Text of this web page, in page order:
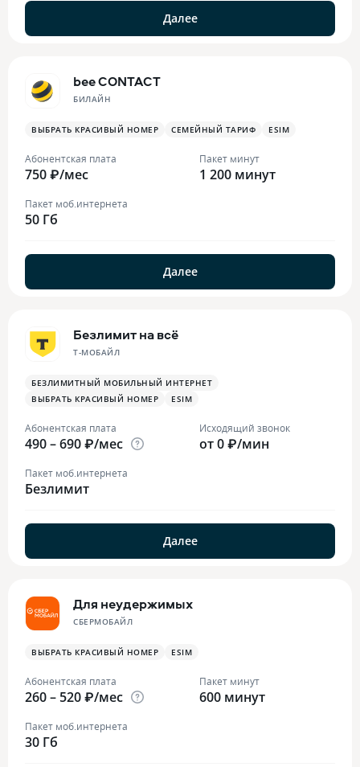
Далее
bee CONTACT
БИЛАЙН
ВЫБРАТЬ КРАСИВЫЙ НОМЕР СЕМЕЙНЫЙ ТАРИФ ESIM
Абонентская плата
750 ₽/мес
Пакет минут
1 200 минут
Пакет моб.интернета
50 Гб
Далее
Безлимит на всё
Т-МОБАЙЛ
БЕЗЛИМИТНЫЙ МОБИЛЬНЫЙ ИНТЕРНЕТ
ВЫБРАТЬ КРАСИВЫЙ НОМЕР
ESIM
Абонентская плата
490 – 690 ₽/мес
Исходящий звонок
от 0 ₽/мин
Пакет моб.интернета
Безлимит
Далее
Для неудержимых
СБЕРМОБАЙЛ
ВЫБРАТЬ КРАСИВЫЙ НОМЕР ESIM
Абонентская плата
260 – 520 ₽/мес
Пакет минут
600 минут
Пакет моб.интернета
30 Гб